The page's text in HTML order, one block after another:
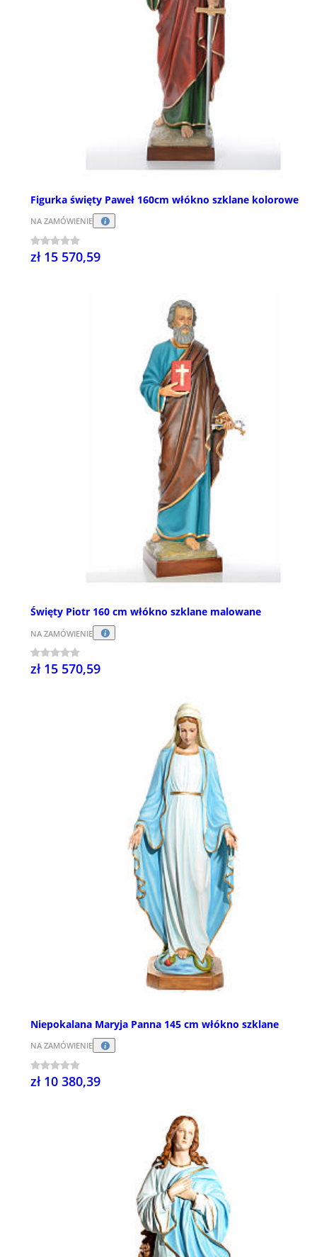
Figurka święty Paweł 160cm włókno szklane kolorowe
NA ZAMÓWIENIE
zł 15 570,59
Święty Piotr 160 cm włókno szklane malowane
NA ZAMÓWIENIE
zł 15 570,59
Niepokalana Maryja Panna 145 cm włókno szklane
NA ZAMÓWIENIE
zł 10 380,39